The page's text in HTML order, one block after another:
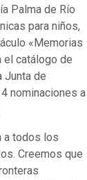
Palma de Río
para niños,
«Memorias
el catálogo de
Junta de
nominaciones a
a todos los
Creemos que